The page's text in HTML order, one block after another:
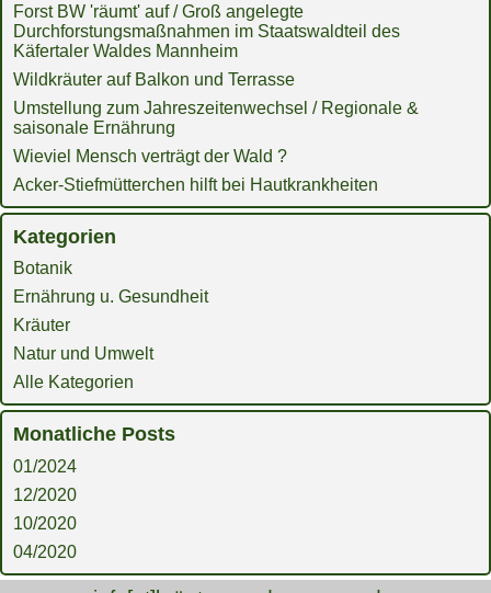
Forst BW 'räumt' auf / Groß angelegte
Durchforstungsmaßnahmen im Staatswaldteil des
Käfertaler Waldes Mannheim
Wildkräuter auf Balkon und Terrasse
Umstellung zum Jahreszeitenwechsel / Regionale &
saisonale Ernährung
Wieviel Mensch verträgt der Wald ?
Acker-Stiefmütterchen hilft bei Hautkrankheiten
Kategorien
Botanik
Ernährung u. Gesundheit
Kräuter
Natur und Umwelt
Alle Kategorien
Monatliche Posts
01/2024
12/2020
10/2020
04/2020